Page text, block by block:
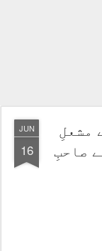
JUN
16
مشعلِ
صاحبِ